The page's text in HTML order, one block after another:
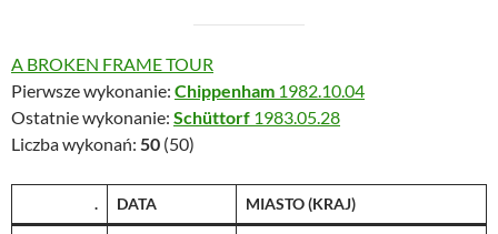
A BROKEN FRAME TOUR
Pierwsze wykonanie: Chippenham 1982.10.04
Ostatnie wykonanie: Schüttorf 1983.05.28
Liczba wykonań: 50 (50)
. DATA MIASTO(KRAJ)